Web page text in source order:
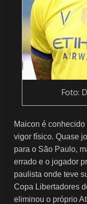
Foto:
Maicon é
vigor físico. Quase
para o São Paulo,
errado e o jogador
paulista onde teve
Copa Libertadores
eliminou o próprio